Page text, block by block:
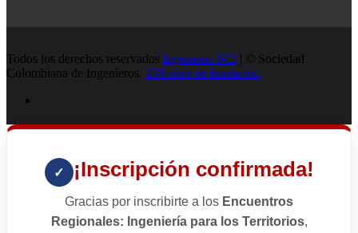
Todos los derechos reservados Ingenieria SCI | © Sociedad
Colombiana de Ingenieros. 138 años de fundación
✓ ¡Inscripción confirmada!
Gracias por inscribirte a los Encuentros
Regionales: Ingeniería para los Territorios,